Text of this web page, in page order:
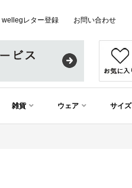
wellegレター登録 お問い合わせ
雑貨 ウェア サイズ